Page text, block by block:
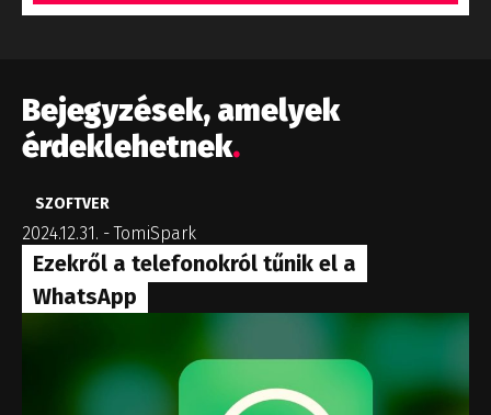
Bejegyzések, amelyek
érdeklehetnek.
SZOFTVER
2024.12.31. -TomiSpark
Ezekről a telefonokról tűnik el a
WhatsApp